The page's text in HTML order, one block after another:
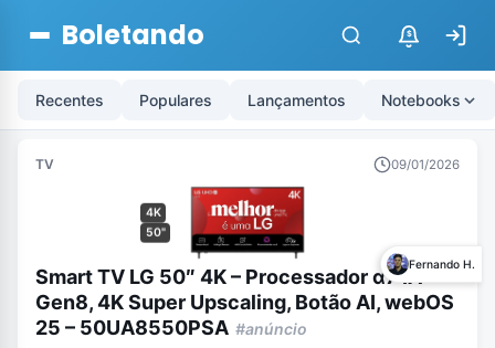
Boletando $
Recentes Populares Lançamentos Notebooks
TV 09/01/2026
4K
50"
Fernando H.
Smart TV LG 50″ 4K – Processador α7 IA
Gen8, 4K Super Upscaling, Botão AI, webOS
25 – 50UA8550PSA #anúncio